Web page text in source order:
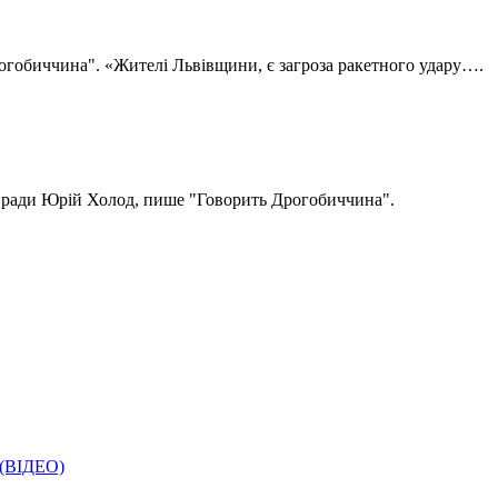
«Жителі Львівщини, є загроза ракетного удару….
ради Юрій Холод, пише "Говорить Дрогобиччина".
(ВІДЕО)